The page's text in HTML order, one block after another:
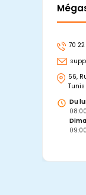
70
56,
Tunis
Du